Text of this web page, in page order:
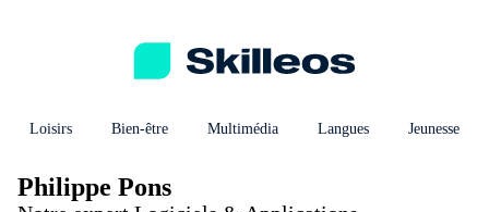
Loisirs Bien-être Multimédia Langues Jeunesse
Philippe Pons